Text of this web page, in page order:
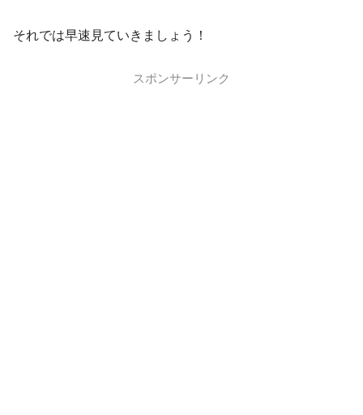
それでは早速見ていきましょう！
スポンサーリンク